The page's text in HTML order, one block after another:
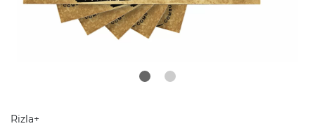
Rizla+